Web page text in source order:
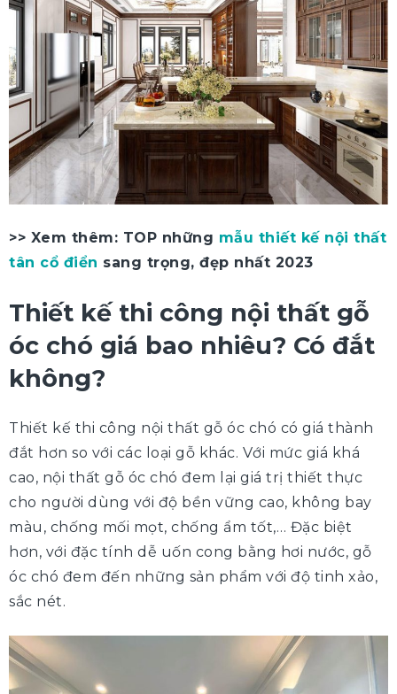
>> Xem thêm: TOP những mẫu thiết kế nội thất
tân cổ điển sang trọng, đẹp nhất 2023
Thiết kế thi công nội thất gỗ
óc chó giá bao nhiêu? Có đắt
không?
Thiết kế thi công nội thất gỗ óc chó có giá thành
đắt hơn so với các loại gỗ khác. Với mức giá khá
cao, nội thất gỗ óc chó đem lại giá trị thiết thực
cho người dùng với độ bền vững cao, không bay
màu, chống mối mọt, chống ẩm tốt,… Đặc biệt
hơn, với đặc tính dễ uốn cong bằng hơi nước, gỗ
óc chó đem đến những sản phẩm với độ tinh xảo,
sắc nét.